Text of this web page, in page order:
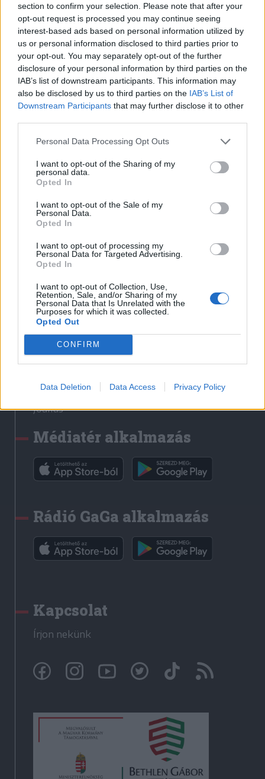
section to confirm your selection. Please note that after your
opt-out request is processed you may continue seeing
interest-based ads based on personal information utilized by
us or personal information disclosed to third parties prior to
your opt-out. You may separately opt-out of the further
disclosure of your personal information by third parties on the
IAB’s list of downstream participants. This information may
also be disclosed by us to third parties on the IAB’s List of
Downstream Participants that may further disclose it to other
Personal Data Processing Opt Outs
I want to opt-out of the Sharing of my
personal data.
Opted In
I want to opt-out of the Sale of my
Personal Data.
Opted In
I want to opt-out of processing my
Personal Data for Targeted Advertising.
Opted In
I want to opt-out of Collection, Use,
Retention, Sale, and/or Sharing of my
Personal Data that Is Unrelated with the
Purposes for which it was collected.
Opted Out
CONFIRM
Data Deletion Data Access Privacy Policy
Hasznos
Impresszum
Szerzői jogok
Adatvédelmi tájékoztató
Cookie-kezelési tájékoztató
Hozzászólási szabályzat
Nyomtatott lapjaink archívuma
Székely Hírmondó archívuma
Sütibeállítások
Médiatér
Liget
Krónika
Bihari Napló
Erdélyi Napló
Főtér
Rádió GaGa
Jóállás
Médiatér alkalmazás
Rádió GaGa alkalmazás
Kapcsolat
Írjon nekünk